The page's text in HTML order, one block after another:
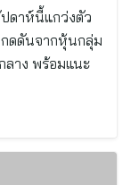
ปดาห์นี้แกว่งตัว
กดดันจากหุ้นกลุ่ม
ลาง พร้อมแนะ